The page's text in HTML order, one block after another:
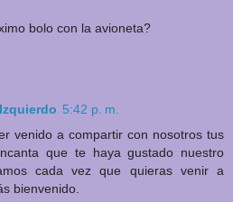
bolo con la avioneta?
5:42 p. m.
venido a compartir con nosotros tus
que te haya gustado nuestro
cada vez que quieras venir a
bienvenido.